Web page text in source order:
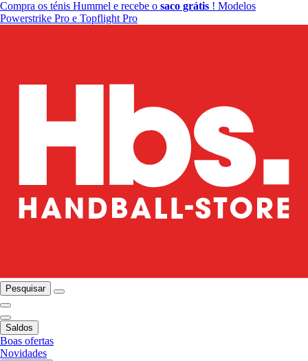
Compra os ténis Hummel e recebe o saco grátis ! Modelos
Powerstrike Pro e Topflight Pro
Pesquisar
Saldos
Boas ofertas
Novidades